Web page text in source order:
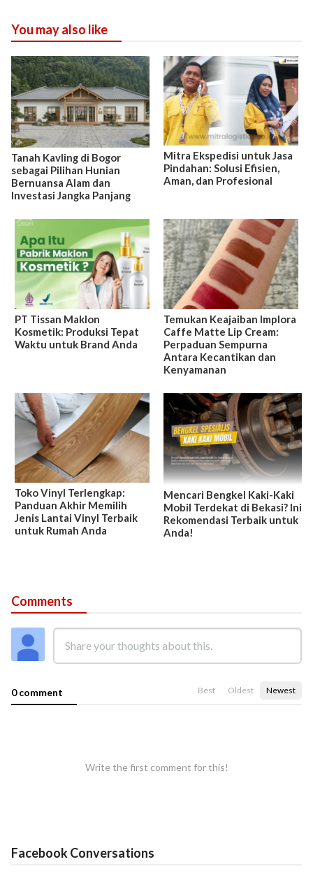
You may also like
Tanah Kavling di Bogor
sebagai Pilihan Hunian
Bernuansa Alam dan
Investasi Jangka Panjang
Mitra Ekspedisi untuk Jasa
Pindahan: Solusi Efisien,
Aman, dan Profesional
PT Tissan Maklon
Kosmetik: Produksi Tepat
Waktu untuk Brand Anda
Temukan Keajaiban Implora
Caffe Matte Lip Cream:
Perpaduan Sempurna
Antara Kecantikan dan
Kenyamanan
Toko Vinyl Terlengkap:
Panduan Akhir Memilih
Jenis Lantai Vinyl Terbaik
untuk Rumah Anda
Mencari Bengkel Kaki-Kaki
Mobil Terdekat di Bekasi? Ini
Rekomendasi Terbaik untuk
Anda!
Comments
0 comment Best Oldest Newest
Write the first comment for this!
Facebook Conversations